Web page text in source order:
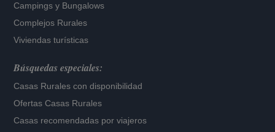
Campings y Bungalows
Complejos Rurales
Viviendas turísticas
Búsquedas especiales:
Casas Rurales con disponibilidad
Ofertas Casas Rurales
Casas recomendadas por viajeros